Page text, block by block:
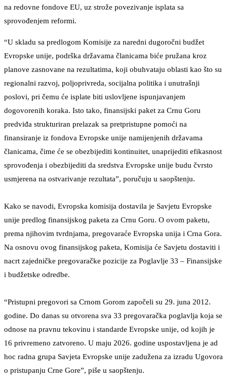
na redovne fondove EU, uz strože povezivanje isplata sa
sprovođenjem reformi.
“U skladu sa predlogom Komisije za naredni dugoročni budžet
Evropske unije, podrška državama članicama biće pružana kroz
planove zasnovane na rezultatima, koji obuhvataju oblasti kao što su
regionalni razvoj, poljoprivreda, socijalna politika i unutrašnji
poslovi, pri čemu će isplate biti uslovljene ispunjavanjem
dogovorenih koraka. Isto tako, finansijski paket za Crnu Goru
predviđa strukturiran prelazak sa pretpristupne pomoći na
finansiranje iz fondova Evropske unije namijenjenih državama
članicama, čime će se obezbijediti kontinuitet, unaprijediti efikasnost
sprovođenja i obezbijediti da sredstva Evropske unije budu čvrsto
usmjerena na ostvarivanje rezultata”, poručuju u saopštenju.
Kako se navodi, Evropska komisija dostavila je Savjetu Evropske
unije predlog finansijskog paketa za Crnu Goru. O ovom paketu,
prema njihovim tvrdnjama, pregovaraće Evropska unija i Crna Gora.
Na osnovu ovog finansijskog paketa, Komisija će Savjetu dostaviti i
nacrt zajedničke pregovaračke pozicije za Poglavlje 33 – Finansijske
i budžetske odredbe.
“Pristupni pregovori sa Crnom Gorom započeli su 29. juna 2012.
godine. Do danas su otvorena sva 33 pregovaračka poglavlja koja se
odnose na pravnu tekovinu i standarde Evropske unije, od kojih je
16 privremeno zatvoreno. U maju 2026. godine uspostavljena je ad
hoc radna grupa Savjeta Evropske unije zadužena za izradu Ugovora
o pristupanju Crne Gore”, piše u saopštenju.